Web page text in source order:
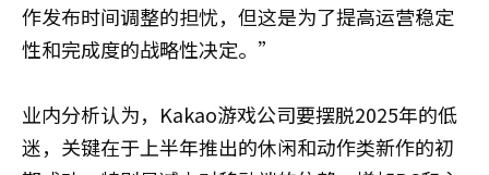
作发布时间调整的担忧，但这是为了提高运营稳定
性和完成度的战略性决定。”
业内分析认为，Kakao游戏公司要摆脱2025年的低
迷，关键在于上半年推出的休闲和动作类新作的初